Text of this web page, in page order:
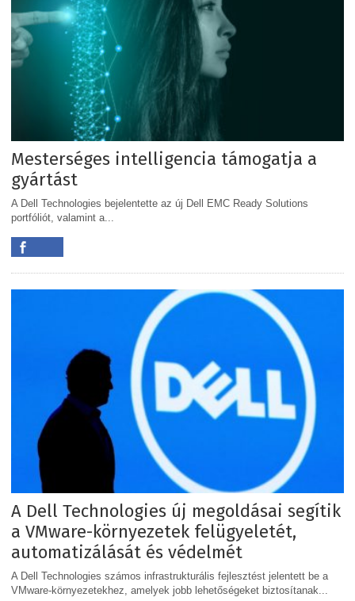
Mesterséges intelligencia támogatja a
gyártást
A Dell Technologies bejelentette az új Dell EMC Ready Solutions
portfóliót, valamint a...
A Dell Technologies új megoldásai segítik
a VMware-környezetek felügyeletét,
automatizálását és védelmét
A Dell Technologies számos infrastrukturális fejlesztést jelentett be a
VMware-környezetekhez, amelyek jobb lehetőségeket biztosítanak...